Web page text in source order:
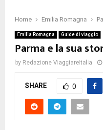
Home Emilia Romagna
Emilia Romagna Guide di viaggio
Parma e la sua
by Redazione ViaggiareItalia
SHARE 0